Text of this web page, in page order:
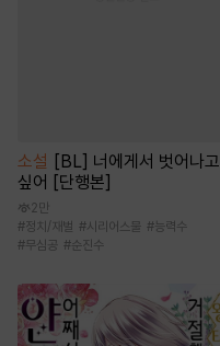
소설
[BL] 너에게서 벗어나고
싶어 [단행본]
2만
#정치/재벌 #시리어스물 #능력수
#무심공 #순진수